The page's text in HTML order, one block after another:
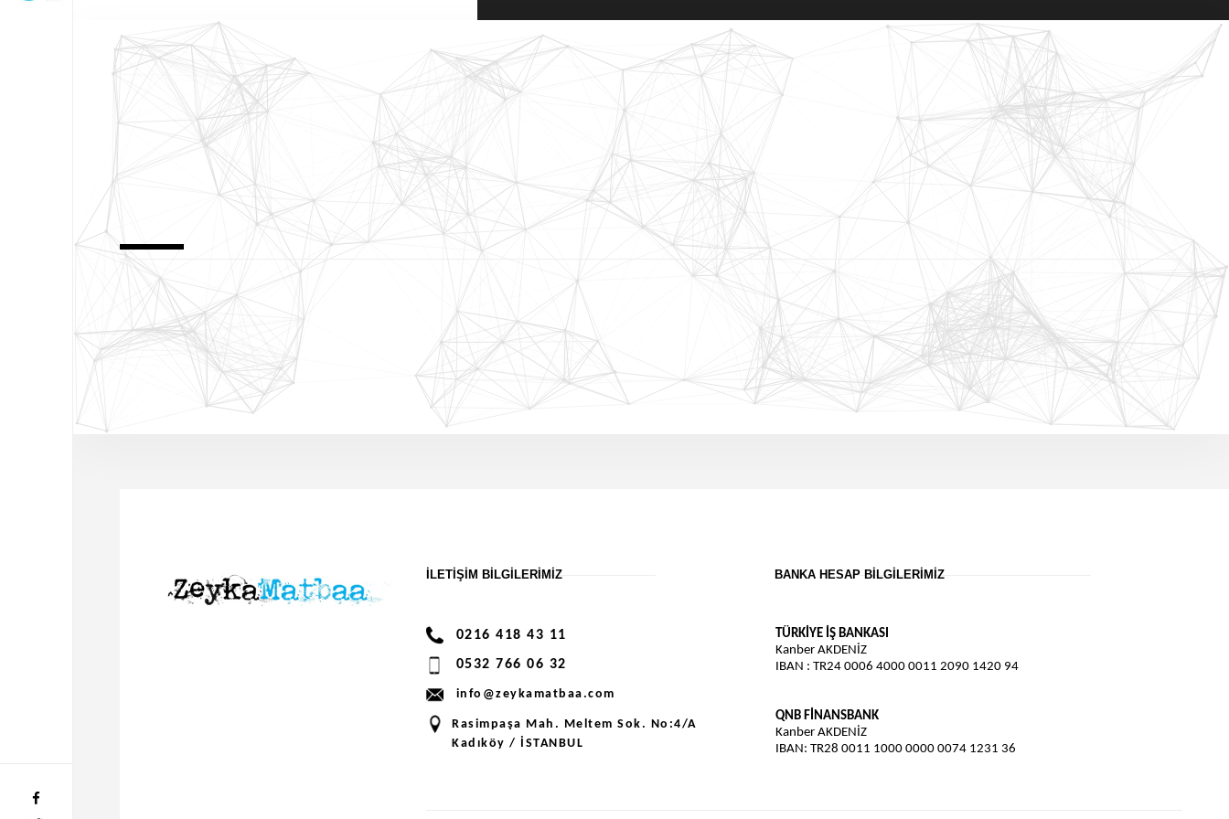
İLETIŞIM BILGILERIMIZ
0216 418 43 11
0532 766 06 32
info@zeykamatbaa.com
Rasimpaşa Mah. Meltem Sok. No:4/A
Kadıköy / İSTANBUL
BANKA HESAP BILGILERIMIZ
TÜRKİYE İŞ BANKASI
Kanber AKDENİZ
IBAN : TR24 0006 4000 0011 2090 1420 94
QNB FİNANSBANK
Kanber AKDENİZ
IBAN: TR28 0011 1000 0000 0074 1231 36